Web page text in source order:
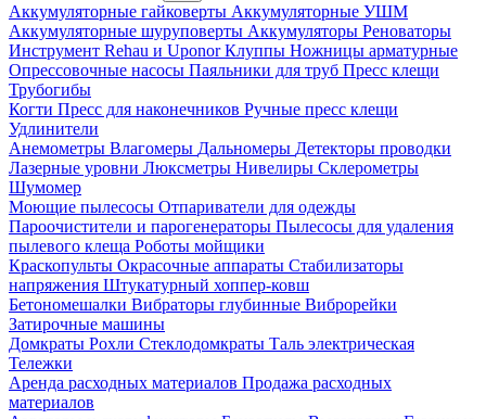
Аккумуляторные гайковерты Аккумуляторные УШМ
Аккумуляторные шуруповерты Аккумуляторы Реноваторы
Инструмент Rehau и UponorКлуппы Ножницы арматурные
Опрессовочные насосы Паяльники для труб Пресс клещи
Трубогибы
Когти Пресс для наконечников Ручные пресс клещи
Удлинители
Анемометры Влагомеры Дальномеры Детекторы проводки
Лазерные уровни Люксметры Нивелиры Склерометры
Шумомер
Моющие пылесосы Отпариватели для одежды
Пароочистители и парогенераторы Пылесосы для удаления
пылевого клеща Роботы мойщики
Краскопульты Окрасочные аппараты Стабилизаторы
напряжения Штукатурный хоппер-ковш
Бетономешалки Вибраторы глубинные Виброрейки
Затирочные машины
Домкраты Рохли Стеклодомкраты Таль электрическая
Тележки
Аренда расходных материалов Продажа расходных
материалов